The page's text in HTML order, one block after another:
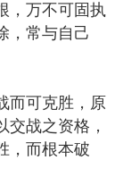
，万不可固执
，常与自己
可克胜，原
战之资格，
，而根本破